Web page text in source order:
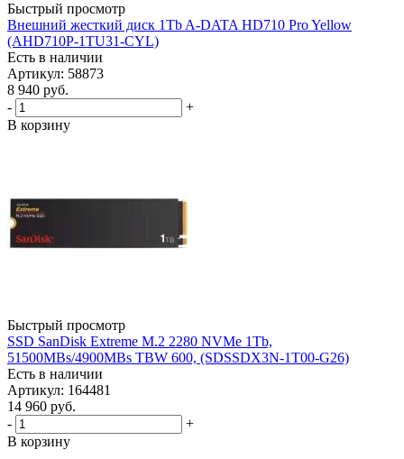
Быстрый просмотр
Внешний жесткий диск 1Tb A-DATA HD710 Pro Yellow
(AHD710P-1TU31-CYL)
Есть в наличии
Артикул: 58873
8 940 руб.
-
+
В корзину
Быстрый просмотр
SSD SanDisk Extreme M.2 2280 NVMe 1Tb,
51500MBs/4900MBs TBW 600, (SDSSDX3N-1T00-G26)
Есть в наличии
Артикул: 164481
14 960 руб.
-
+
В корзину